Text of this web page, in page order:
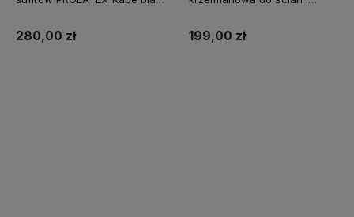
matowa
280,00 zł 199,00 zł